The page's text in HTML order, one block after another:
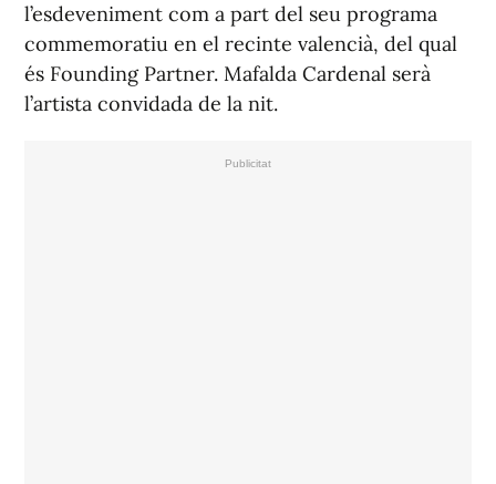
l’esdeveniment com a part del seu programa
commemoratiu en el recinte valencià, del qual
és Founding Partner. Mafalda Cardenal serà
l’artista convidada de la nit.